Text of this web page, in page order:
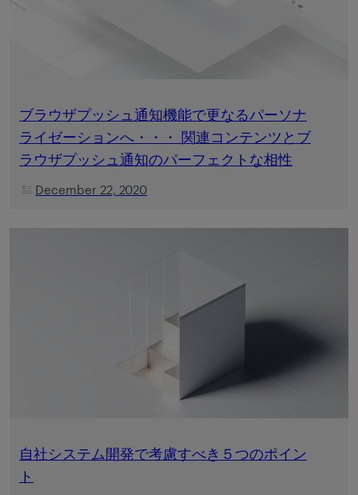
ブラウザプッシュ通知機能で更なるパーソナ
ライゼーションへ・・・ 関連コンテンツとブ
ラウザプッシュ通知のパーフェクトな相性
December 22, 2020
自社システム開発で考慮すべき５つのポイン
ト